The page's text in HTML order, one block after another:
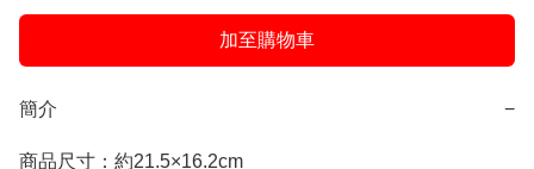
加至購物車
簡介 −
商品尺寸：約21.5×16.2cm